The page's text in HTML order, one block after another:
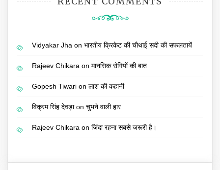
Vidyakar Jha on भारतीय क्रिकेट की चौथाई सदी की सफलतायें
Rajeev Chikara on मानसिक रोगियों की बात
Gopesh Tiwari on लाश की कहानी
विक्रम सिंह देवड़ाon चुभने वाली हार
Rajeev Chikara on जिंदा रहना सबसे जरूरी है।